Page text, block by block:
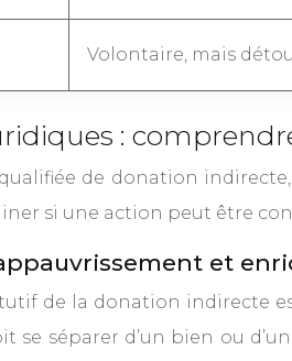
Volontaire, mais
:
de donation
si une action peut être
et
de la donation indirecte
se séparer d’un bien ou